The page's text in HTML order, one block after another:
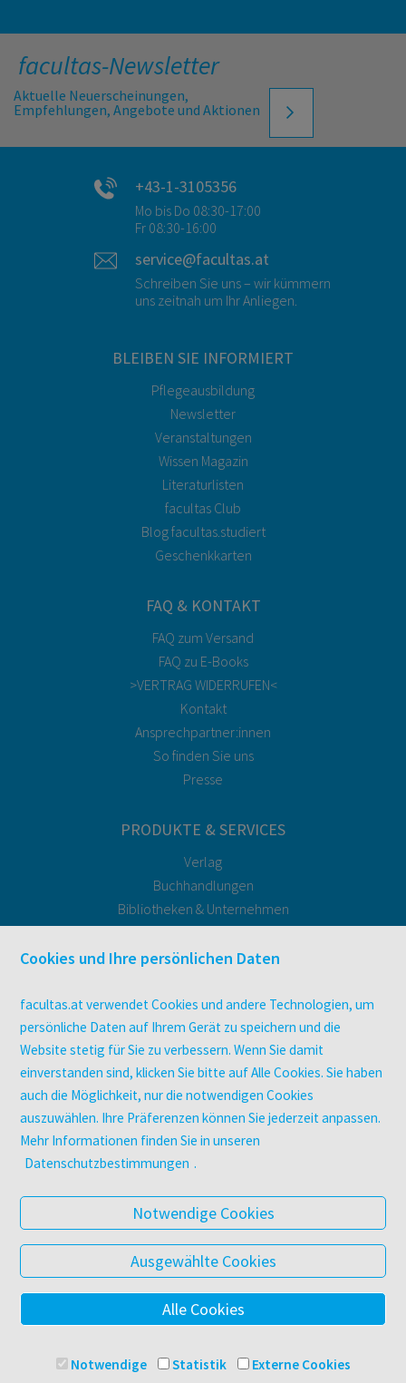
facultas-Newsletter
Aktuelle Neuerscheinungen,
Empfehlungen, Angebote und Aktionen
+43-1-3105356
Mo bis Do 08:30-17:00
Fr 08:30-16:00
service@facultas.at
Schreiben Sie uns – wir kümmern
uns zeitnah um Ihr Anliegen.
BLEIBEN SIE INFORMIERT
Pflegeausbildung
Newsletter
Veranstaltungen
Wissen Magazin
Literaturlisten
facultas Club
Blog facultas.studiert
Geschenkkarten
FAQ & KONTAKT
FAQ zum Versand
FAQ zu E-Books
>VERTRAG WIDERRUFEN<
Kontakt
Ansprechpartner:innen
So finden Sie uns
Presse
PRODUKTE & SERVICES
Verlag
Buchhandlungen
Bibliotheken & Unternehmen
Druckerei facultas druckt.
Zeitschriften
Digitale Angebote
UNTERNEHMEN
Über facultas
facultas Kooperationen
Arbeiten bei facultas
Datenschutz & Cookies
AGB
Barrierefreiheit
© 2025 Facultas Verlags- und Buchhandels AG
Cookies und Ihre persönlichen Daten
facultas.at verwendet Cookies und andere Technologien, um
persönliche Daten auf Ihrem Gerät zu speichern und die
Website stetig für Sie zu verbessern. Wenn Sie damit
einverstanden sind, klicken Sie bitte auf Alle Cookies. Sie haben
auch die Möglichkeit, nur die notwendigen Cookies
auszuwählen. Ihre Präferenzen können Sie jederzeit anpassen.
Mehr Informationen finden Sie in unseren
Datenschutzbestimmungen .
Notwendige Cookies
Ausgewählte Cookies
Alle Cookies
Notwendige Statistik Externe Cookies